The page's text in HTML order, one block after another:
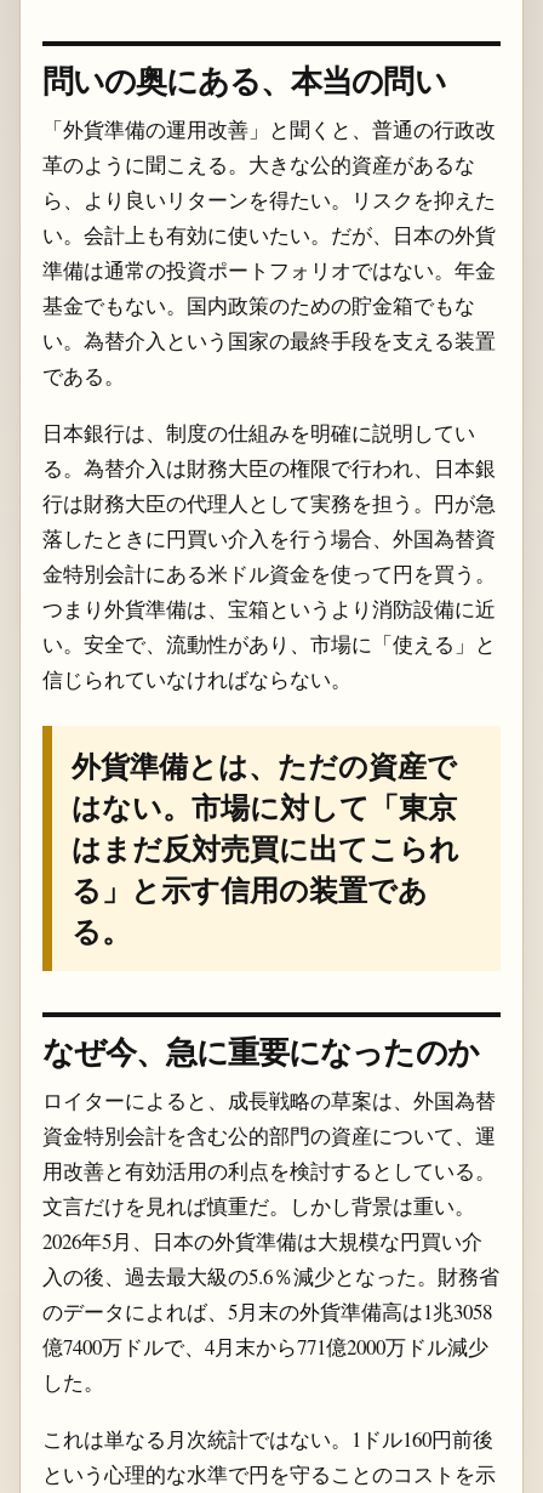
問いの奥にある、本当の問い
「外貨準備の運用改善」と聞くと、普通の行政改
革のように聞こえる。大きな公的資産があるな
ら、より良いリターンを得たい。リスクを抑えた
い。会計上も有効に使いたい。だが、日本の外貨
準備は通常の投資ポートフォリオではない。年金
基金でもない。国内政策のための貯金箱でもな
い。為替介入という国家の最終手段を支える装置
である。
日本銀行は、制度の仕組みを明確に説明してい
る。為替介入は財務大臣の権限で行われ、日本銀
行は財務大臣の代理人として実務を担う。円が急
落したときに円買い介入を行う場合、外国為替資
金特別会計にある米ドル資金を使って円を買う。
つまり外貨準備は、宝箱というより消防設備に近
い。安全で、流動性があり、市場に「使える」と
信じられていなければならない。
外貨準備とは、ただの資産で
はない。市場に対して「東京
はまだ反対売買に出てこられ
る」と示す信用の装置であ
る。
なぜ今、急に重要になったのか
ロイターによると、成長戦略の草案は、外国為替
資金特別会計を含む公的部門の資産について、運
用改善と有効活用の利点を検討するとしている。
文言だけを見れば慎重だ。しかし背景は重い。
2026年5月、日本の外貨準備は大規模な円買い介
入の後、過去最大級の5.6％減少となった。財務省
のデータによれば、5月末の外貨準備高は1兆3058
億7400万ドルで、4月末から771億2000万ドル減少
した。
これは単なる月次統計ではない。1ドル160円前後
という心理的な水準で円を守ることのコストを示